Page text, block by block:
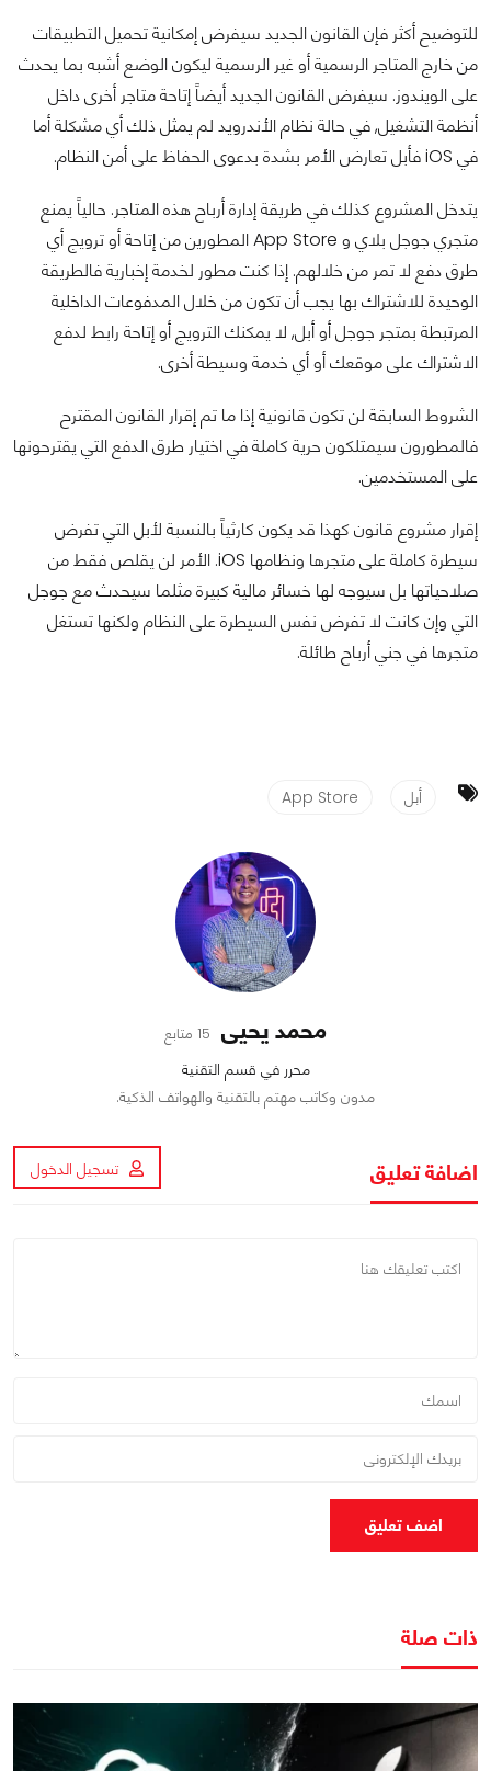
للتوضيح أكثر فإن القانون الجديد سيفرض إمكانية تحميل التطبيقات
من خارج المتاجر الرسمية أو غير الرسمية ليكون الوضع أشبه بما يحدث
على الويندوز. سيفرض القانون الجديد أيضاً إتاحة متاجر أخرى داخل
أنظمة التشغيل, في حالة نظام الأندرويد لم يمثل ذلك أي مشكلة أما
في iOS فأبل تعارض الأمر بشدة بدعوى الحفاظ على أمن النظام.
يتدخل المشروع كذلك في طريقة إدارة أرباح هذه المتاجر. حالياً يمنع
متجري جوجل بلاي و App Store المطورين من إتاحة أو ترويج أي
طرق دفع لا تمر من خلالهم. إذا كنت مطور لخدمة إخبارية فالطريقة
الوحيدة للاشتراك بها يجب أن تكون من خلال المدفوعات الداخلية
المرتبطة بمتجر جوجل أو أبل, لا يمكنك الترويج أو إتاحة رابط لدفع
الاشتراك على موقعك أو أي خدمة وسيطة أخرى.
الشروط السابقة لن تكون قانونية إذا ما تم إقرار القانون المقترح
فالمطورون سيمتلكون حرية كاملة في اختيار طرق الدفع التي يقترحونها
على المستخدمين.
إقرار مشروع قانون كهذا قد يكون كارثياً بالنسبة لأبل التي تفرض
سيطرة كاملة على متجرها ونظامها iOS. الأمر لن يقلص فقط من
صلاحياتها بل سيوجه لها خسائر مالية كبيرة مثلما سيحدث مع جوجل
التي وإن كانت لا تفرض نفس السيطرة على النظام ولكنها تستغل
متجرها في جني أرباح طائلة.
أبل App Store
محمد يحيى 15 متابع
محرر في قسم التقنية
مدون وكاتب مهتم بالتقنية والهواتف الذكية.
اضافة تعليق تسجيل الدخول
اضف تعليق
ذات صلة